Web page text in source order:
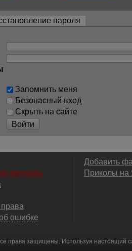
пароля
Запомнить меня
Безопасный вход
Скрыть на сайте
Войти
рекламы
права
ошибке
Добавить
Приколы
права защищены. Используя настоящий